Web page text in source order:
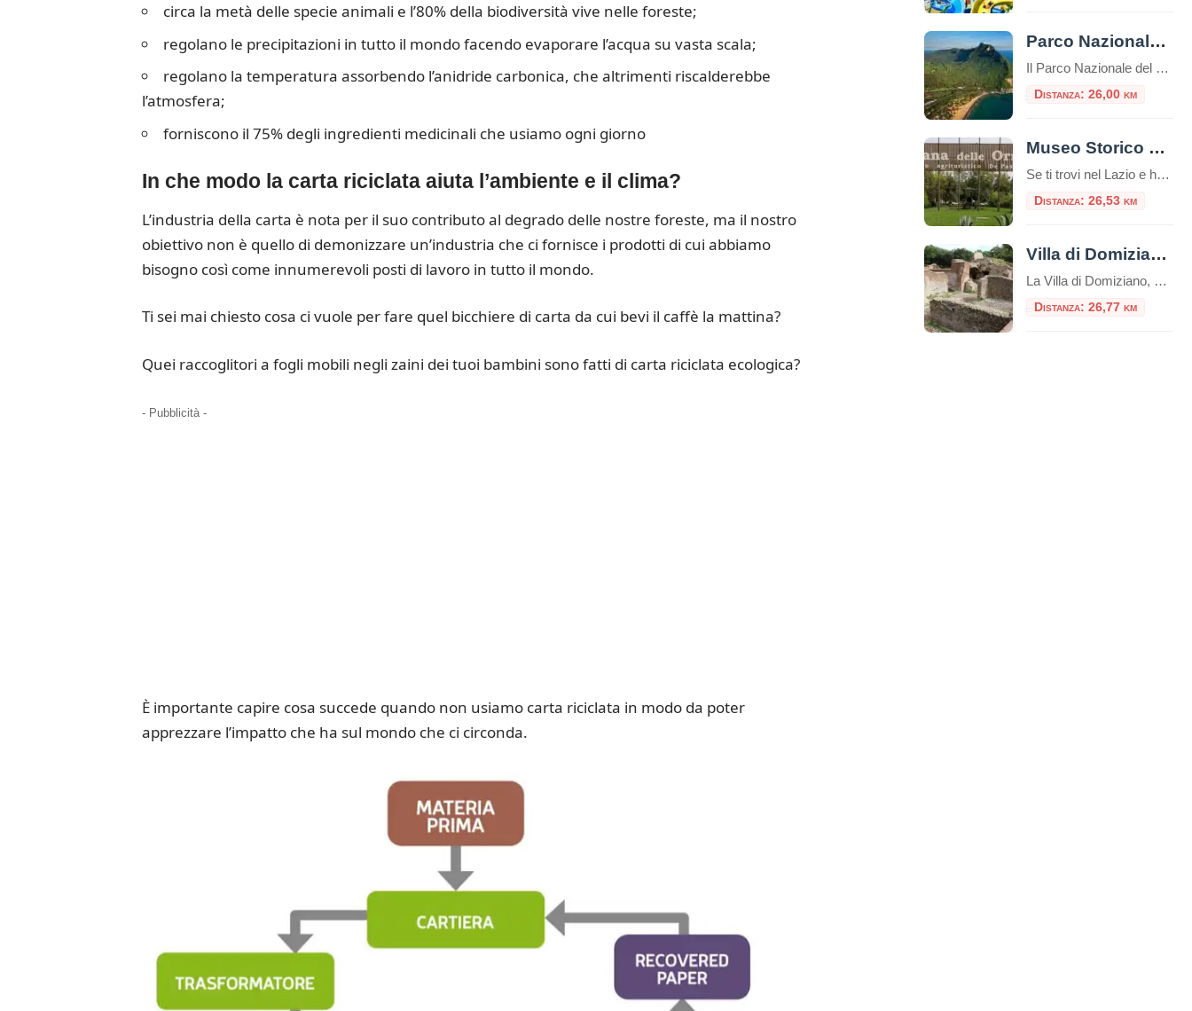
circa la metà delle specie animali e l’80% della biodiversità vive nelle foreste;
regolano le precipitazioni in tutto il mondo facendo evaporare l’acqua su vasta scala;
regolano la temperatura assorbendo l’anidride carbonica, che altrimenti riscalderebbe
l’atmosfera;
forniscono il 75% degli ingredienti medicinali che usiamo ogni giorno
In che modo la carta riciclata aiuta l’ambiente e il clima?
L’industria della carta è nota per il suo contributo al degrado delle nostre foreste, ma il nostro
obiettivo non è quello di demonizzare un’industria che ci fornisce i prodotti di cui abbiamo
bisogno così come innumerevoli posti di lavoro in tutto il mondo.
Ti sei mai chiesto cosa ci vuole per fare quel bicchiere di carta da cui bevi il caffè la mattina?
Quei raccoglitori a fogli mobili negli zaini dei tuoi bambini sono fatti di carta riciclata ecologica?
- Pubblicità -
È importante capire cosa succede quando non usiamo carta riciclata in modo da poter
apprezzare l’impatto che ha sul mondo che ci circonda.
Parco Nazionale del Circeo
Il Parco Nazionale del Circeo si estende per circa 8.500 ettari lungo la costa tirrenica del Lazio A solo una oretta di macchina dalla Capitale, a sud, si trova un’area naturale protetta dove convivono ambienti diversi creando un ecosistema perfetto.Indice dei contenutiGli ambienti del CirceoStoria del CirceoEscursioniINFORMAZIONI: Secondo la mitologia, la maga Circe, dopo aver […]
Distanza: 26,00 km
Museo Storico Piana delle Orme
Se ti trovi nel Lazio e hai voglia di fare un salto indietro nel tempo, il Museo Storico Piana delle Orme è una tappa davvero imperdibile. Un museo unico nel suo genere, perfetto per una gita fuori porta, adatto a famiglie, appassionati di storia, scuole e curiosi di ogni età. A pochi chilometri da Latina, […]
Distanza: 26,53 km
Villa di Domiziano a Sabaudia
La Villa di Domiziano, situata lungo la sponda orientale del Lago di Sabaudia (Lago di Paola), all’interno del Parco Nazionale del Circeo, è uno dei siti archeologici più suggestivi del litorale laziale. Un luogo dove la maestosità dell’antica Roma si fonde con la quiete della natura mediterranea. Un po’ di storia Costruita nel I secolo […]
Distanza: 26,77 km